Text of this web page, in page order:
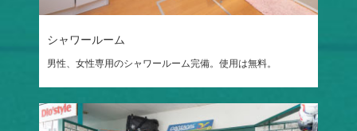
シャワールーム
男性、女性専用のシャワールーム完備。使用は無料。